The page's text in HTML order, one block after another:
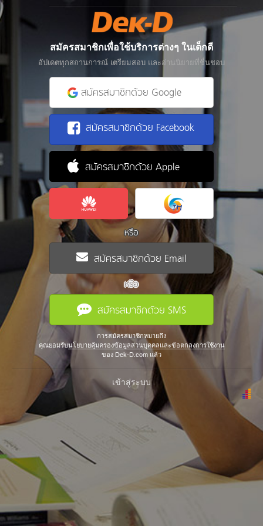
สมัครสมาชิกเพื่อใช้บริการต่างๆ ในเด็กดี
อัปเดตทุกสถานการณ์ เตรียมสอบ และอ่านนิยายที่ชื่นชอบ
สมัครสมาชิกด้วย Google
สมัครสมาชิกด้วย Facebook
สมัครสมาชิกด้วย Apple
หรือ
สมัครสมาชิกด้วย Email
หรือ
สมัครสมาชิกด้วย SMS
การสมัครสมาชิกหมายถึง
คุณยอมรับนโยบายคุ้มครองข้อมูลส่วนบุคคลและข้อตกลงการใช้งาน
ของ Dek-D.com แล้ว
เข้าสู่ระบบ